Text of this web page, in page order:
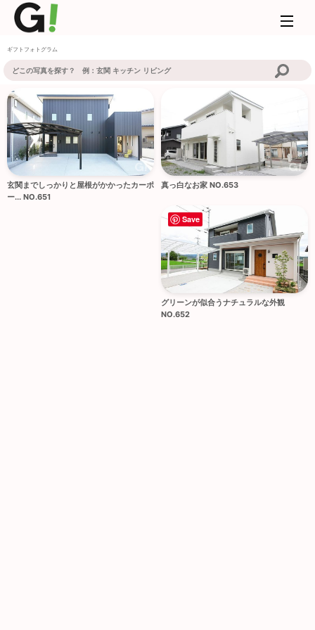
ギフトフォトグラム
玄関までしっかりと屋根がかかったカーポ
ー... NO.651
真っ白なお家 NO.653
グリーンが似合うナチュラルな外観
NO.652
Save